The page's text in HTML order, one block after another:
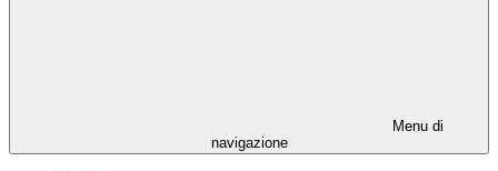
Menu di
navigazione